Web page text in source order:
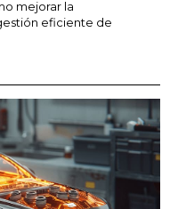
mejorar la
eficiente de